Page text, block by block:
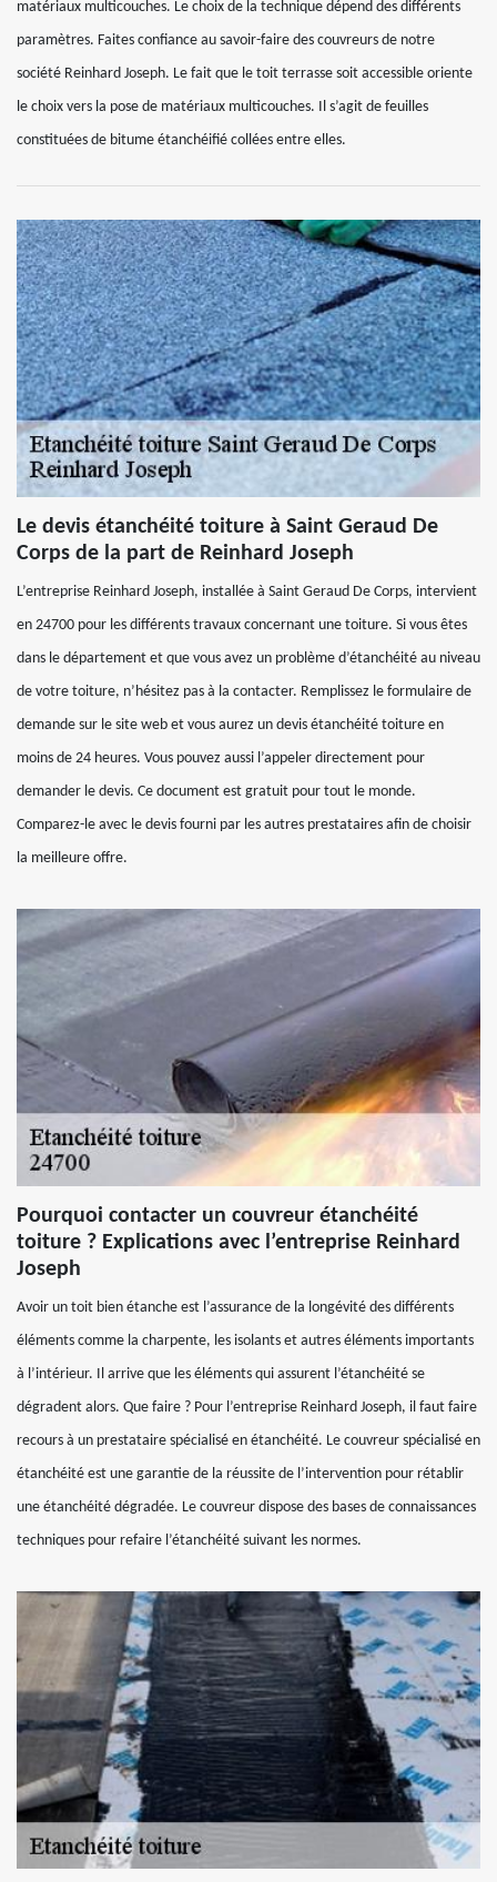
matériaux multicouches. Le choix de la technique dépend des différents
paramètres. Faites confiance au savoir-faire des couvreurs de notre
société Reinhard Joseph. Le fait que le toit terrasse soit accessible oriente
le choix vers la pose de matériaux multicouches. Il s’agit de feuilles
constituées de bitume étanchéifié collées entre elles.
Le devis étanchéité toiture à Saint Geraud De
Corps de la part de Reinhard Joseph
L’entreprise Reinhard Joseph, installée à Saint Geraud De Corps, intervient
en 24700 pour les différents travaux concernant une toiture. Si vous êtes
dans le département et que vous avez un problème d’étanchéité au niveau
de votre toiture, n’hésitez pas à la contacter. Remplissez le formulaire de
demande sur le site web et vous aurez un devis étanchéité toiture en
moins de 24 heures. Vous pouvez aussi l’appeler directement pour
demander le devis. Ce document est gratuit pour tout le monde.
Comparez-le avec le devis fourni par les autres prestataires afin de choisir
la meilleure offre.
Pourquoi contacter un couvreur étanchéité
toiture ? Explications avec l’entreprise Reinhard
Joseph
Avoir un toit bien étanche est l’assurance de la longévité des différents
éléments comme la charpente, les isolants et autres éléments importants
à l’intérieur. Il arrive que les éléments qui assurent l’étanchéité se
dégradent alors. Que faire ? Pour l’entreprise Reinhard Joseph, il faut faire
recours à un prestataire spécialisé en étanchéité. Le couvreur spécialisé en
étanchéité est une garantie de la réussite de l’intervention pour rétablir
une étanchéité dégradée. Le couvreur dispose des bases de connaissances
techniques pour refaire l’étanchéité suivant les normes.